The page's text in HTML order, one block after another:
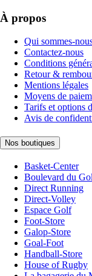
À propos
Qui sommes-
Contactez-nous
Conditions
Retour &
Mentions légales
Moyens de
Tarifs et options
Avis de
Nos boutiques
Basket-Center
Boulevard du
Direct Running
Direct-Volley
Espace Golf
Foot-Store
Galop-Store
Goal-Foot
Handball-Store
House of Rugby